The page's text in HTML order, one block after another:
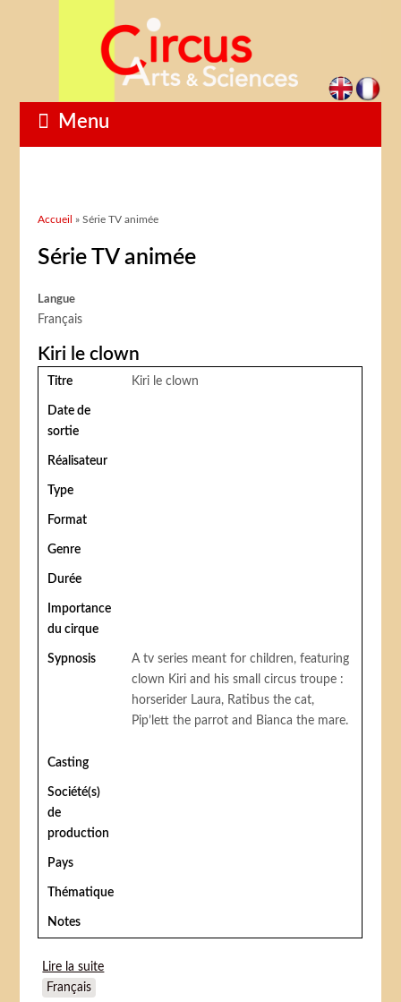
Menu
Vous êtes ici
Accueil » Série TV animée
Série TV animée
Langue
Français
Kiri le clown
Titre Kiri le clown
Date de
sortie
Réalisateur
Type
Format
Genre
Durée
Importance
du cirque
Sypnosis
A tv series meant for children, featuring
clown Kiri and his small circus troupe :
horserider Laura, Ratibus the cat,
Pip’lett the parrot and Bianca the mare.
Casting
Société(s)
de
production
Pays
Thématique
Notes
Lire la suite
Français